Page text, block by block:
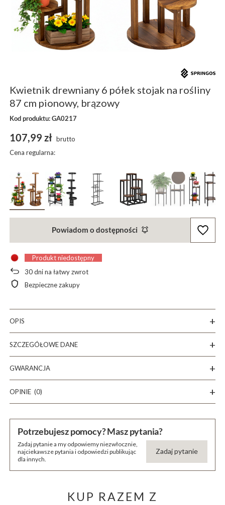
Kwietnik drewniany 6 półek stojak na rośliny
87 cm pionowy, brązowy
Kod produktu: GA0217
107,99 zł brutto
Cena regularna:
Powiadom o dostępności
Produkt niedostępny
30dni na łatwy zwrot
Bezpieczne zakupy
OPIS
SZCZEGÓŁOWE DANE
GWARANCJA
OPINIE (0)
Potrzebujesz pomocy? Masz pytania?
Zadaj pytanie a my odpowiemy niezwłocznie,
najciekawsze pytania i odpowiedzi publikując
dla innych.
Zadaj pytanie
KUP RAZEM Z